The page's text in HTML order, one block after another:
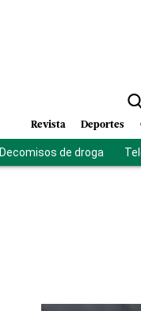
Revista Deportes
Decomisos de droga